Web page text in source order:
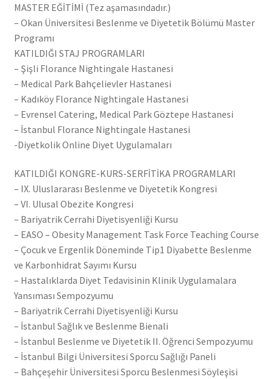
MASTER EĞİTİMİ (Tez aşamasındadır.)
– Okan Üniversitesi Beslenme ve Diyetetik Bölümü Master
Programı
KATILDIĞI STAJ PROGRAMLARI
– Şişli Florance Nightingale Hastanesi
– Medical Park Bahçelievler Hastanesi
– Kadıköy Florance Nightingale Hastanesi
– Evrensel Catering, Medical Park Göztepe Hastanesi
– İstanbul Florance Nightingale Hastanesi
-Diyetkolik Online Diyet Uygulamaları
KATILDIĞI KONGRE-KURS-SERFİTİKA PROGRAMLARI
– IX. Uluslararası Beslenme ve Diyetetik Kongresi
– VI. Ulusal Obezite Kongresi
– Bariyatrik Cerrahi Diyetisyenliği Kursu
– EASO – Obesity Management Task Force Teaching Course
– Çocuk ve Ergenlik Döneminde Tip1 Diyabette Beslenme
ve Karbonhidrat Sayımı Kursu
– Hastalıklarda Diyet Tedavisinin Klinik Uygulamalara
Yansıması Sempozyumu
– Bariyatrik Cerrahi Diyetisyenliği Kursu
– İstanbul Sağlık ve Beslenme Bienali
– İstanbul Beslenme ve Diyetetik II. Öğrenci Sempozyumu
– İstanbul Bilgi Üniversitesi Sporcu Sağlığı Paneli
– Bahçeşehir Üniversitesi Sporcu Beslenmesi Söyleşisi